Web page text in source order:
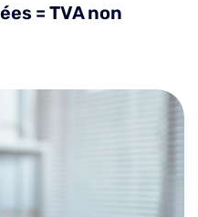
= TVA non